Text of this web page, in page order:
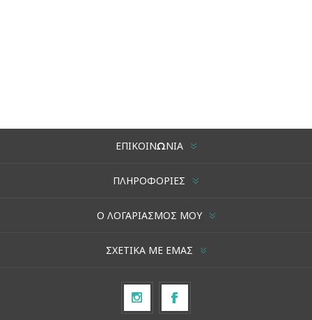
ΕΠΙΚΟΙΝΩΝΊΑ
ΠΛΗΡΟΦΟΡΊΕΣ
Ο ΛΟΓΑΡΙΑΣΜΌΣ ΜΟΥ
ΣΧΕΤΙΚΆ ΜΕ ΕΜΆΣ